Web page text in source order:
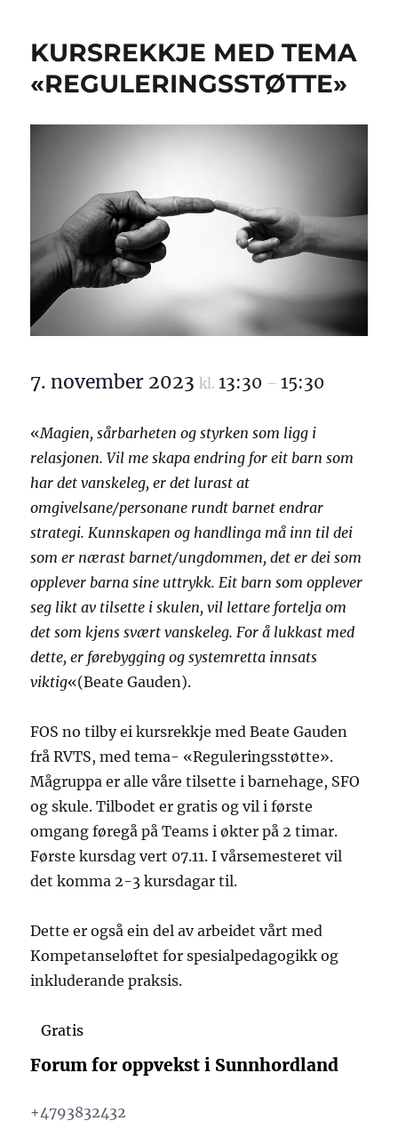
KURSREKKJE MED TEMA
«REGULERINGSSTØTTE»
7. november 2023kl.13:30 –15:30
«Magien, sårbarheten og styrken som ligg i
relasjonen. Vil me skapa endring for eit barn som
har det vanskeleg, er det lurast at
omgivelsane/personane rundt barnet endrar
strategi. Kunnskapen og handlinga må inn til dei
som er nærast barnet/ungdommen, det er dei som
opplever barna sine uttrykk. Eit barn som opplever
seg likt av tilsette i skulen, vil lettare fortelja om
det som kjens svært vanskeleg. For å lukkast med
dette, er førebygging og systemretta innsats
viktig«(Beate Gauden).
FOS no tilby ei kursrekkje med Beate Gauden
frå RVTS, med tema- «Reguleringsstøtte».
Mågruppa er alle våre tilsette i barnehage, SFO
og skule. Tilbodet er gratis og vil i første
omgang føregå på Teams i økter på 2 timar.
Første kursdag vert 07.11. I vårsemesteret vil
det komma 2-3 kursdagar til.
Dette er også ein del av arbeidet vårt med
Kompetanseløftet for spesialpedagogikk og
inkluderande praksis.
Gratis
Forum for oppvekst i Sunnhordland
+4793832432